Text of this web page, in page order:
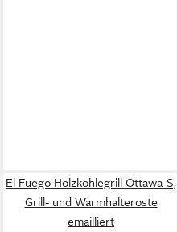
El Fuego Holzkohlegrill Ottawa-S,
Grill- und Warmhalteroste
emailliert